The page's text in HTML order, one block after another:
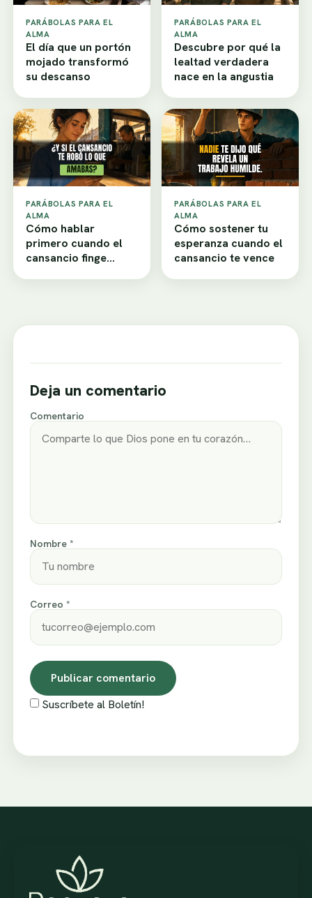
PARÁBOLAS PARA EL
ALMA
El día que un portón
mojado transformó
su descanso
PARÁBOLAS PARA EL
ALMA
Descubre por qué la
lealtad verdadera
nace en la angustia
PARÁBOLAS PARA EL
ALMA
Cómo hablar
primero cuando el
cansancio finge
PARÁBOLAS PARA EL
ALMA
Cómo sostener tu
esperanza cuando el
cansancio te vence
Deja un comentario
Comentario
Nombre *
Correo *
Suscríbete al Boletín!